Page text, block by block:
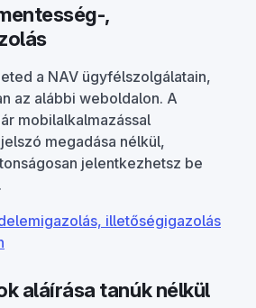
,
a NAV ügyfélszolgálatain,
az alábbi weboldalon. A
mobilalkalmazással
megadása nélkül,
jelentkezhetsz be
illetőségigazolás
aláírása tanúk nélkül